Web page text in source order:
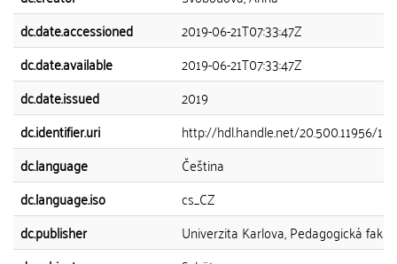
dc.date.accessioned
2019-06-21T07:33:47Z
dc.date.available
2019-06-21T07:33:47Z
dc.date.issued
2019
dc.identifier.uri
http://hdl.handle.net/20.500.11956/
dc.language
Čeština
dc.language.iso
cs_CZ
dc.publisher
Univerzita Karlova, Pedagogická